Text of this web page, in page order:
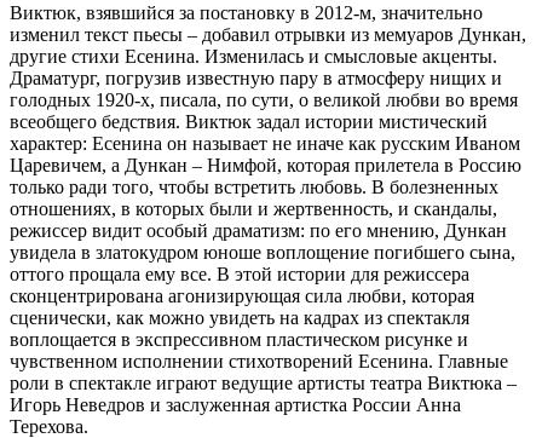
Виктюк, взявшийся за постановку в 2012-м, значительно
изменил текст пьесы – добавил отрывки из мемуаров Дункан,
другие стихи Есенина. Изменилась и смысловые акценты.
Драматург, погрузив известную пару в атмосферу нищих и
голодных 1920-х, писала, по сути, о великой любви во время
всеобщего бедствия. Виктюк задал истории мистический
характер: Есенина он называет не иначе как русским Иваном
Царевичем, а Дункан – Нимфой, которая прилетела в Россию
только ради того, чтобы встретить любовь. В болезненных
отношениях, в которых были и жертвенность, и скандалы,
режиссер видит особый драматизм: по его мнению, Дункан
увидела в златокудром юноше воплощение погибшего сына,
оттого прощала ему все. В этой истории для режиссера
сконцентрирована агонизирующая сила любви, которая
сценически, как можно увидеть на кадрах из спектакля
воплощается в экспрессивном пластическом рисунке и
чувственном исполнении стихотворений Есенина. Главные
роли в спектакле играют ведущие артисты театра Виктюка –
Игорь Неведров и заслуженная артистка России Анна
Терехова.